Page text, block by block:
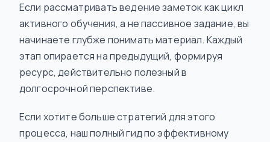
Если рассматривать ведение заметок как цикл
активного обучения, а не пассивное задание, вы
начинаете глубже понимать материал. Каждый
этап опирается на предыдущий, формируя
ресурс, действительно полезный в
долгосрочной перспективе.
Если хотите больше стратегий для этого
процесса, наш полный гид по эффективному